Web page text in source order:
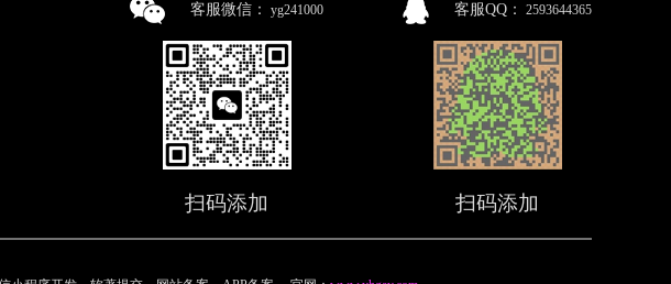
客服微信： yg241000
扫码添加
客服QQ： 2593644365
扫码添加